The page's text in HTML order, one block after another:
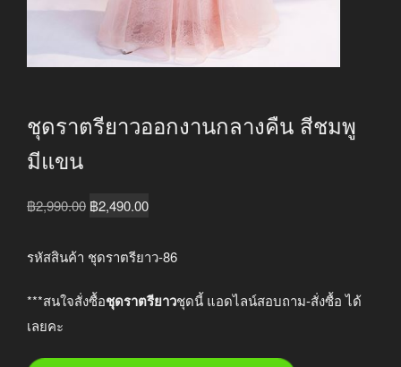
ชุดราตรียาวออกงานกลางคืน สีชมพู
มีแขน
฿2,990.00 Original
was:
฿2,490.00Current
is:
รหัสสินค้า ชุดราตรียาว-86
***สนใจสั่งซื้อชุดราตรียาวชุดนี้ แอดไลน์สอบถาม-สั่งซื้อ ได้
เลยคะ